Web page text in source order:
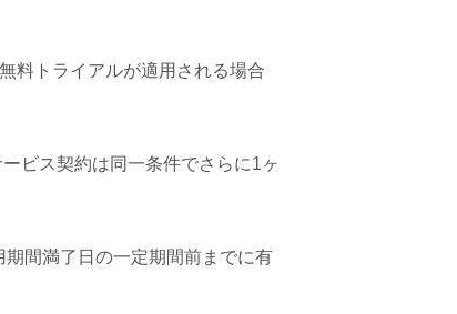
料トライアルが適用される場合
ビス契約は同一条件でさらに1ヶ
間満了日の一定期間前までに有